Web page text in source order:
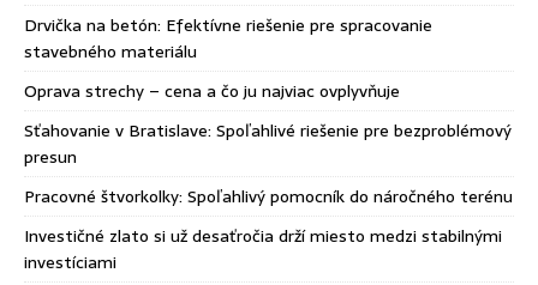
Drvička na betón: Efektívne riešenie pre spracovanie
stavebného materiálu
Oprava strechy – cena a čo ju najviac ovplyvňuje
Sťahovanie v Bratislave: Spoľahlivé riešenie pre bezproblémový
presun
Pracovné štvorkolky: Spoľahlivý pomocník do náročného terénu
Investičné zlato si už desaťročia drží miesto medzi stabilnými
investíciami